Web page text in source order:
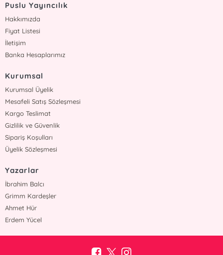
Puslu Yayıncılık
Hakkımızda
Fiyat Listesi
İletişim
Banka Hesaplarımız
Kurumsal
Kurumsal Üyelik
Mesafeli Satış Sözleşmesi
Kargo Teslimat
Gizlilik ve Güvenlik
Sipariş Koşulları
Üyelik Sözleşmesi
Yazarlar
İbrahim Balcı
Grimm Kardeşler
Ahmet Hür
Erdem Yücel